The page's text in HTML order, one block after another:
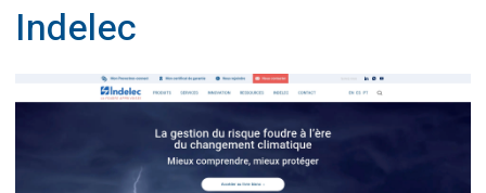
Indelec